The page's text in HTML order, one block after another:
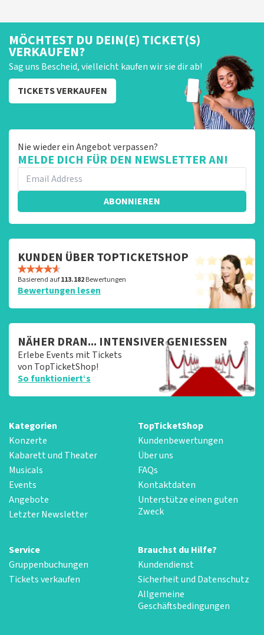
MÖCHTEST DU DEIN(E) TICKET(S)
VERKAUFEN?
Sag uns Bescheid, vielleicht kaufen wir sie dir ab!
TICKETS VERKAUFEN
Nie wieder ein Angebot verpassen?
MELDE DICH FÜR DEN NEWSLETTER AN!
ABONNIEREN
KUNDEN ÜBER TOPTICKETSHOP
Basierend auf113.182Bewertungen
Bewertungen lesen
NÄHER DRAN... INTENSIVER GENIESSEN
Erlebe Events mit Tickets
von TopTicketShop!
So funktioniert‘s
Kategorien
Konzerte
Kabarett und Theater
Musicals
Events
Angebote
Letzter Newsletter
TopTicketShop
Kundenbewertungen
Über uns
FAQs
Kontaktdaten
Unterstütze einen guten
Zweck
Service
Gruppenbuchungen
Tickets verkaufen
Brauchst du Hilfe?
Kundendienst
Sicherheit und Datenschutz
Allgemeine
Geschäftsbedingungen